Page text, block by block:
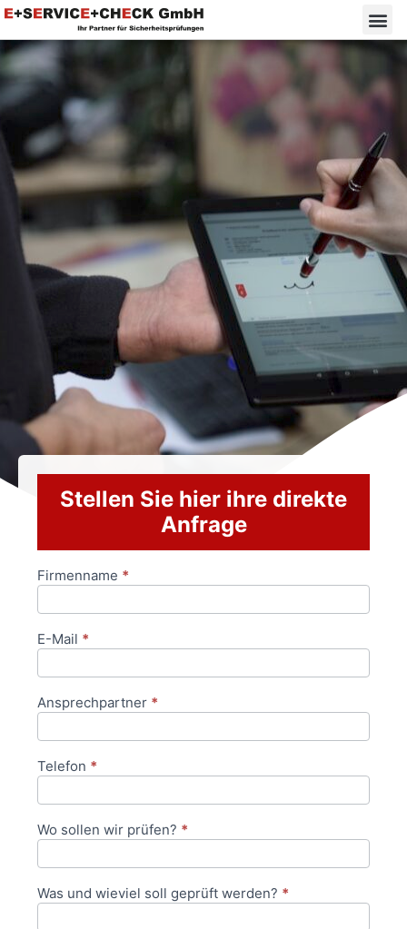
Stellen Sie hier ihre direkte
Anfrage
Anfrageformular
Firmenname *
E-Mail *
Ansprechpartner *
Telefon *
Wo sollen wir prüfen? *
Was und wieviel soll geprüft werden? *